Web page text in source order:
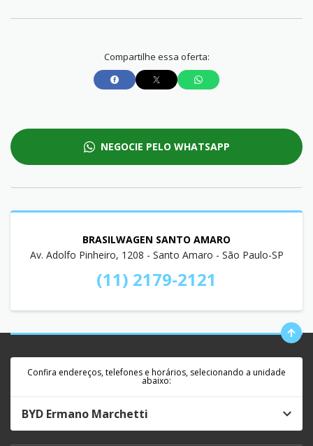
Compartilhe essa oferta:
NEGOCIE PELO WHATSAPP
BRASILWAGEN SANTO AMARO
Av. Adolfo Pinheiro, 1208 - Santo Amaro - São Paulo-SP
(11) 2179-2121
Confira endereços, telefones e horários, selecionando a unidade
abaixo:
BYD Ermano Marchetti